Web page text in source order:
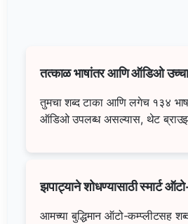
तत्काळ भाषांतर आणि ऑडिओ
तुमचा शब्द टाका आणि लगेच १३४
ऑडिओ उपलब्ध असल्यास, थेट
झपाट्याने शोधण्यासाठी स्मार्ट
आमच्या बुद्धिमान ऑटो-कम्प्लीटसह